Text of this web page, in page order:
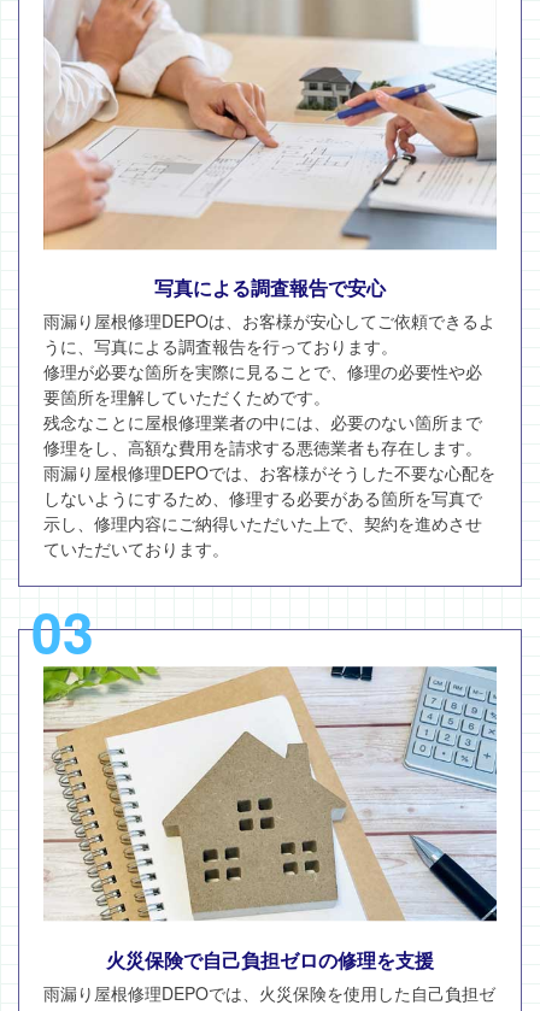
写真による調査報告で安心
雨漏り屋根修理DEPOは、お客様が安心してご依頼できるよ
うに、写真による調査報告を行っております。
修理が必要な箇所を実際に見ることで、修理の必要性や必
要箇所を理解していただくためです。
残念なことに屋根修理業者の中には、必要のない箇所まで
修理をし、高額な費用を請求する悪徳業者も存在します。
雨漏り屋根修理DEPOでは、お客様がそうした不要な心配を
しないようにするため、修理する必要がある箇所を写真で
示し、修理内容にご納得いただいた上で、契約を進めさせ
ていただいております。
03
火災保険で自己負担ゼロの修理を支援
雨漏り屋根修理DEPOでは、火災保険を使用した自己負担ゼ